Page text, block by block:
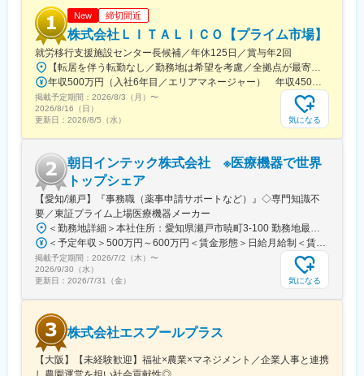
変更の範囲：無
New 締切間近
株式会社ＬＩＴＡＬＩＣＯ【プライム市場】
就労移行支援施設センター長候補／年休125日／賞与年2回
【転居を伴う転勤なし／勤務地は希望を考慮／全拠点が最寄駅から徒歩5～10分圏内】◎詳細は『LITALICOワークス 全国一覧』の検索でご確認いただけます。■北海道：札幌、函館■福島県：福島、郡山■栃木県：宇都宮■埼玉県：さいたま、和光、所沢、越谷、草加、朝霞■千葉県：千葉、柏、船橋、松戸、市原■東京都：東京23区、八王子、三鷹、府中、立川■神奈川県：横浜、川崎、横須賀、大和、厚木■静岡県：静岡、浜松、富士■愛知県：名古屋、春日井、尾張旭、豊明、一宮、豊田、岡崎■新潟県：新潟■富山県：富山■大阪府：大阪、池田■奈良県：奈良■京都府：京都、宇治■岡山県：倉敷■広島県：広島、福山■熊本県：熊本■福岡県：久留米※上記には新規開設予定（住所未確定）の拠点もございます。※上記以外の拠点希望も歓迎※別拠点（ご希望エリア内）でのご案内になる可能性あり※受動喫煙対策：屋内全面禁煙★全国に拠点があり事例も豊富！共通の相談チャットで、拠点を超えて相談することができます。
年収500万円（入社6年目／エリアマネージャー） 年収450万円（入社4年目／センター長）
掲載予定期間： 2026/8/3（月） 〜
2026/8/16（日）
更新日： 2026/8/5（水） 気になる
朝日インテック株式会社 ※医療機器で世界
トップシェア
【愛知/瀬戸】『事務職（薬事申請サポートなど）』◇専門知識不
要／東証プライム上場医療機器メーカー
＜勤務地詳細＞本社住所：愛知県瀬戸市暁町3-100 勤務地最寄駅：名鉄瀬戸線／尾張瀬戸駅受動喫煙対策：敷地内全面禁煙変更の範囲：会社の定める事業所
＜予定年収＞500万円～600万円＜賃金形態＞日給月給制＜賃金内訳＞月額（基本給）：280,000円～290,000円/月20日間勤務想定＜想定月額＞280,000円～290,000円＜昇給有無＞有＜残業手当＞有＜給与補足＞※給与詳細は、経験等を考慮した上で決定■昇給：年1回■賞与：年2回（前年度実績5.0か月相当）※業績により別途決算賞与あり賃金はあくまでも目安の金額であり、選考を通じて上下する可能性があります。月給(月額)は固定手当を含めた表記です。
掲載予定期間： 2026/7/2（木） 〜
2026/9/30（水）
更新日： 2026/7/31（金） 気になる
株式会社エスプールプラス
【大阪】【未経験歓迎】福祉×農業×マネジメント／企業人事と連携